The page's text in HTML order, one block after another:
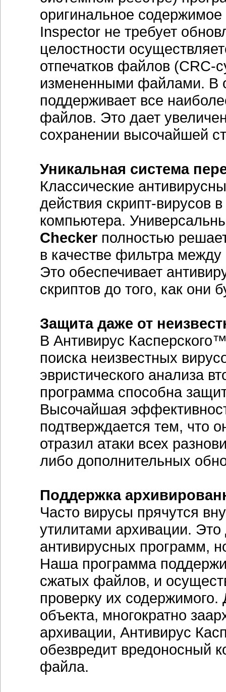
оригинальное
Inspector не требует
целостности
отпечатков файлов
измененными файлами. В
поддерживает все
файлов. Это дает
сохранении высочайшей
Уникальная система
Классические
действия скрипт-вирусов
компьютера.
Checker полностью
в качестве фильтра
Это обеспечивает
скриптов до того, как они
Защита даже от
В Антивирус
поиска неизвестных
эвристического анализа
программа способна
Высочайшая
подтверждается тем, что
отразил атаки всех
либо дополнительных
Поддержка
Часто вирусы прячутся
утилитами архивации.
антивирусных программ,
Наша программа
сжатых файлов, и
проверку их
объекта, многократно
архивации, Антивирус
обезвредит вредоносный
файла.